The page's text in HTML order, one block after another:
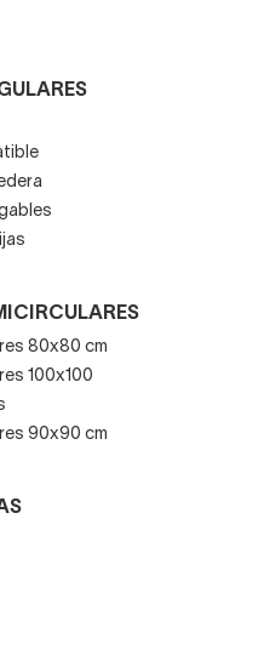
bien
semicirculares de
una genial relación
marcas nacionales. De las
gran selección de
Kassandra o Doccia
En cuanto a
que te resultan: la
y la más cara no llega a
semicirculares de
ya y empieza a
80x80 cm
100x100
90x90 cm